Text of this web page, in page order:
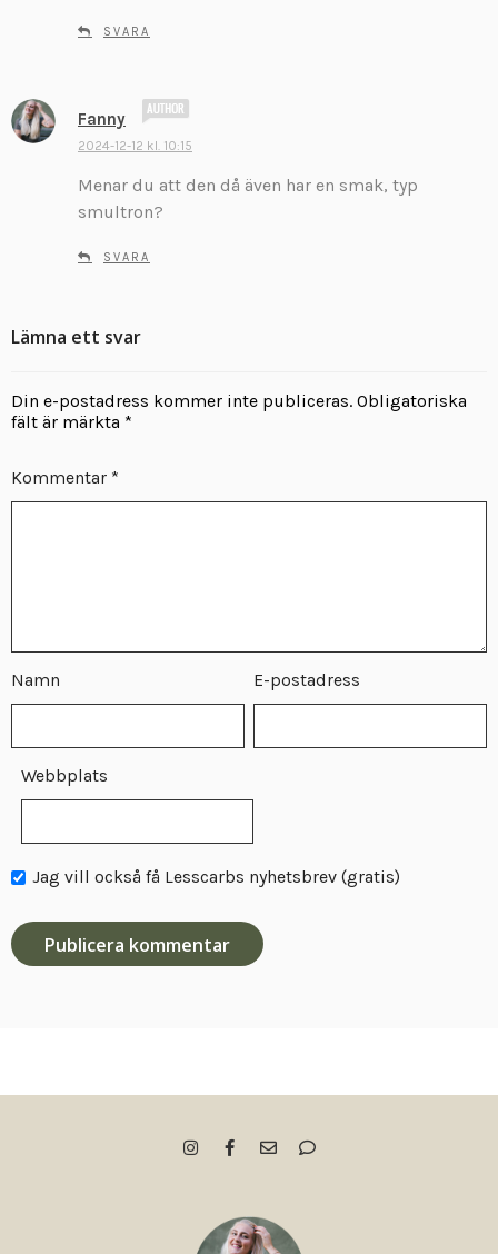
:
SVARA
Fanny
i
2024-12-12 kl. 10:15
Menar du att den då även har en smak, typ
smultron?
SVARA
Lämna ett svar
Din e-postadress kommer inte publiceras. Obligatoriska
fält är märkta *
Kommentar *
Namn E-postadress
Webbplats
Jag vill också få Lesscarbs nyhetsbrev (gratis)